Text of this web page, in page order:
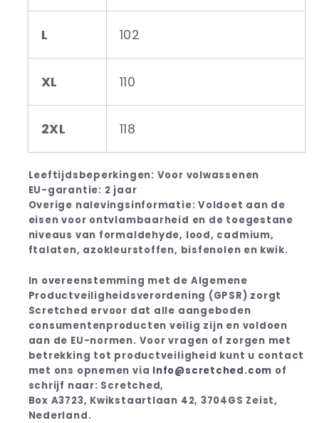
L 102
XL 110
2XL 118
Leeftijdsbeperkingen: Voor volwassenen
EU-garantie: 2 jaar
Overige nalevingsinformatie: Voldoet aan de
eisen voor ontvlambaarheid en de toegestane
niveaus van formaldehyde, lood, cadmium,
ftalaten, azokleurstoffen, bisfenolen en kwik.
In overeenstemming met de Algemene
Productveiligheidsverordening (GPSR) zorgt
Scretched ervoor dat alle aangeboden
consumentenproducten veilig zijn en voldoen
aan de EU-normen. Voor vragen of zorgen met
betrekking tot productveiligheid kunt u contact
met ons opnemen via Info@scretched.com of
schrijf naar: Scretched,
Box A3723, Kwikstaartlaan 42, 3704GS Zeist,
Nederland.